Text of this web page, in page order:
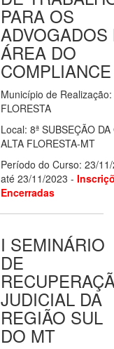
PARA OS
ADVOGADOS
ÁREA DO
COMPLIANCE
Município de Realização:
FLORESTA
Local: 8ª SUBSEÇÃO DA
ALTA FLORESTA-MT
Período do Curso: 23/
até 23/11/2023 -
Encerradas
I SEMINÁRIO
DE
JUDICIAL DA
REGIÃO SUL
DO MT